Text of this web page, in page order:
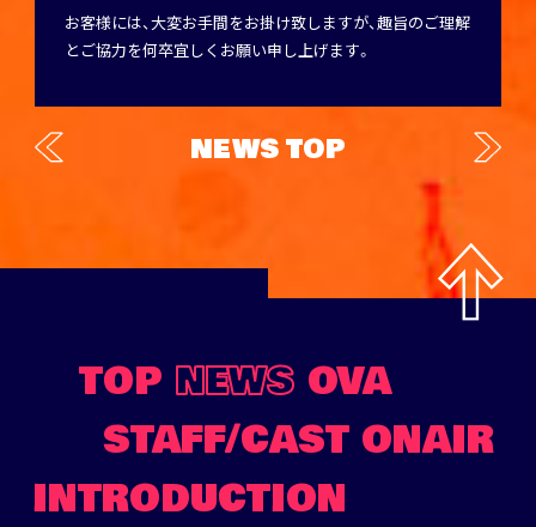
お客様には、大変お手間をお掛け致しますが、趣旨のご理解
とご協力を何卒宜しくお願い申し上げます。
NEWS TOP
TOP NEWS OVA
STAFF/CAST ONAIR
INTRODUCTION